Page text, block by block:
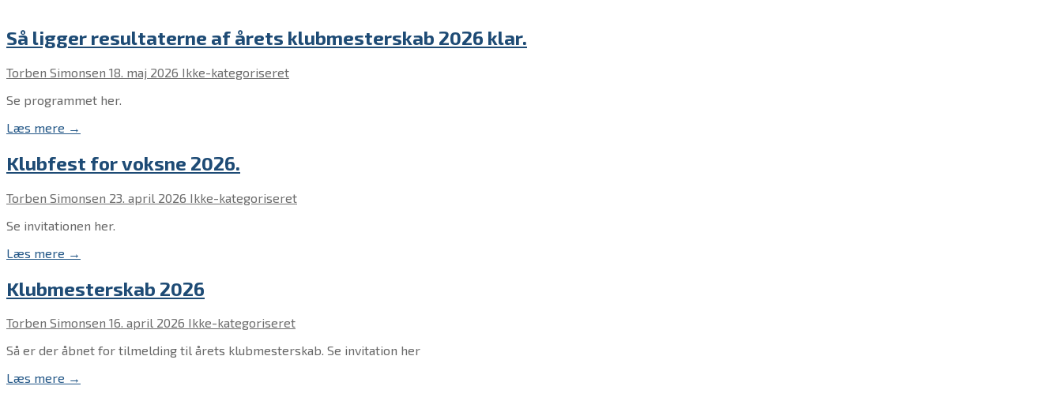
Så ligger resultaterne af årets klubmesterskab 2026 klar.
Torben Simonsen 18. maj 2026 Ikke-kategoriseret
Se programmet her.
Læs mere →
Klubfest for voksne 2026.
Torben Simonsen 23. april 2026 Ikke-kategoriseret
Se invitationen her.
Læs mere →
Klubmesterskab 2026
Torben Simonsen 16. april 2026 Ikke-kategoriseret
Så er der åbnet for tilmelding til årets klubmesterskab. Se invitation her
Læs mere →